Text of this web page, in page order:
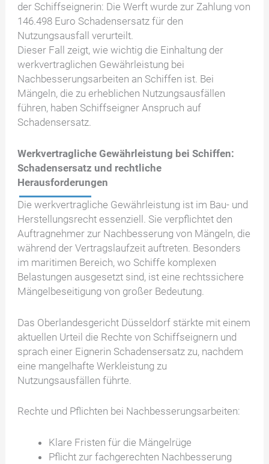
der Schiffseignerin: Die Werft wurde zur Zahlung von
146.498 Euro Schadensersatz für den
Nutzungsausfall verurteilt.
Dieser Fall zeigt, wie wichtig die Einhaltung der
werkvertraglichen Gewährleistung bei
Nachbesserungsarbeiten an Schiffen ist. Bei
Mängeln, die zu erheblichen Nutzungsausfällen
führen, haben Schiffseigner Anspruch auf
Schadensersatz.
Werkvertragliche Gewährleistung bei Schiffen:
Schadensersatz und rechtliche
Herausforderungen
Die werkvertragliche Gewährleistung ist im Bau- und
Herstellungsrecht essenziell. Sie verpflichtet den
Auftragnehmer zur Nachbesserung von Mängeln, die
während der Vertragslaufzeit auftreten. Besonders
im maritimen Bereich, wo Schiffe komplexen
Belastungen ausgesetzt sind, ist eine rechtssichere
Mängelbeseitigung von großer Bedeutung.
Das Oberlandesgericht Düsseldorf stärkte mit einem
aktuellen Urteil die Rechte von Schiffseignern und
sprach einer Eignerin Schadensersatz zu, nachdem
eine mangelhafte Werkleistung zu
Nutzungsausfällen führte.
Rechte und Pflichten bei Nachbesserungsarbeiten:
Klare Fristen für die Mängelrüge
Pflicht zur fachgerechten Nachbesserung